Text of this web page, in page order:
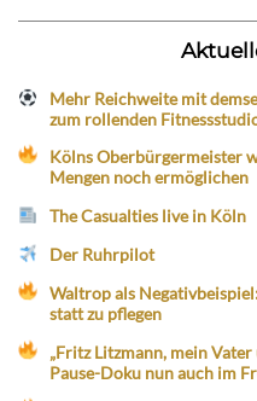
Mehr Reichweite mit
zum rollenden
Kölns Oberbürgermeister
Mengen noch ermöglichen
The Casualties live in Köln
Der Ruhrpilot
Waltrop als
statt zu pflegen
„Fritz Litzmann, mein
Pause-Doku nun auch im